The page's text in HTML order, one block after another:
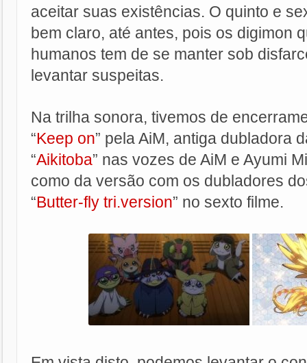
aceitar suas existências. O quinto e
bem claro, até antes, pois os digimon
humanos tem de se manter sob
levantar suspeitas.
Na trilha sonora, tivemos de
“Keep on” pela AiM, antiga dubladora
“Aikitoba” nas vozes de AiM e Ayumi
como da versão com os dubladores
“Butter-fly tri.version” no sexto filme.